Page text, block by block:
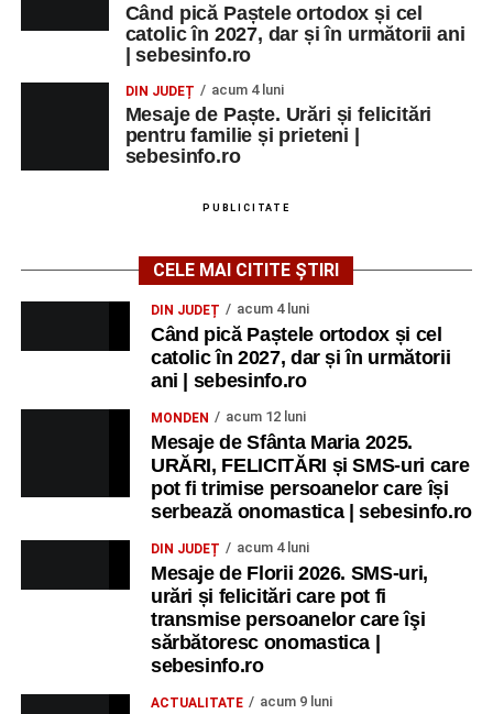
Când pică Paștele ortodox și cel
catolic în 2027, dar și în următorii ani
| sebesinfo.ro
DIN JUDEȚ acum 4 luni
Mesaje de Paște. Urări și felicitări
pentru familie și prieteni |
sebesinfo.ro
PUBLICITATE
CELE MAI CITITE ȘTIRI
DIN JUDEȚ acum 4 luni
Când pică Paștele ortodox și cel
catolic în 2027, dar și în următorii
ani | sebesinfo.ro
MONDEN acum 12 luni
Mesaje de Sfânta Maria 2025.
URĂRI, FELICITĂRI și SMS-uri care
pot fi trimise persoanelor care își
serbează onomastica | sebesinfo.ro
DIN JUDEȚ acum 4 luni
Mesaje de Florii 2026. SMS-uri,
urări și felicitări care pot fi
transmise persoanelor care îşi
sărbătoresc onomastica |
sebesinfo.ro
ACTUALITATE acum 9 luni